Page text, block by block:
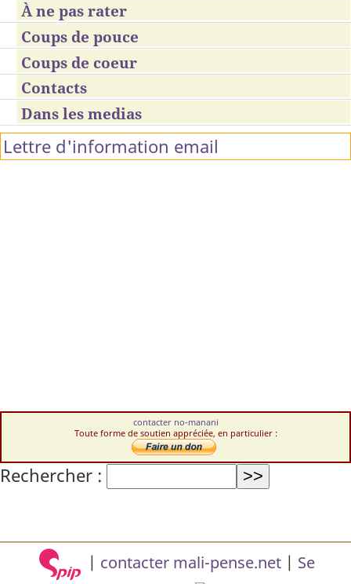
À ne pas rater
Coups de pouce
Coups de coeur
Contacts
Dans les medias
Lettre d'information email
contacter no-manani
Toute forme de soutien appréciée, en particulier :
Rechercher :
| contacter mali-pense.net| Se